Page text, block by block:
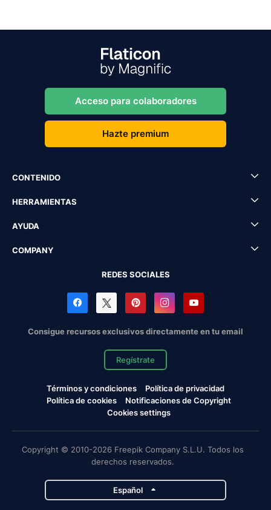
Acceso para colaboradores
Hazte premium
CONTENIDO
HERRAMIENTAS
AYUDA
COMPANY
REDES SOCIALES
Consigue recursos exclusivos directamente en tu email
Regístrate
Términos y condiciones
Política de privacidad
Política de cookies
Notificaciones de Copyright
Cookies settings
Copyright © 2010-2026 Freepik Company S.L.U. Todos los
derechos reservados.
Español